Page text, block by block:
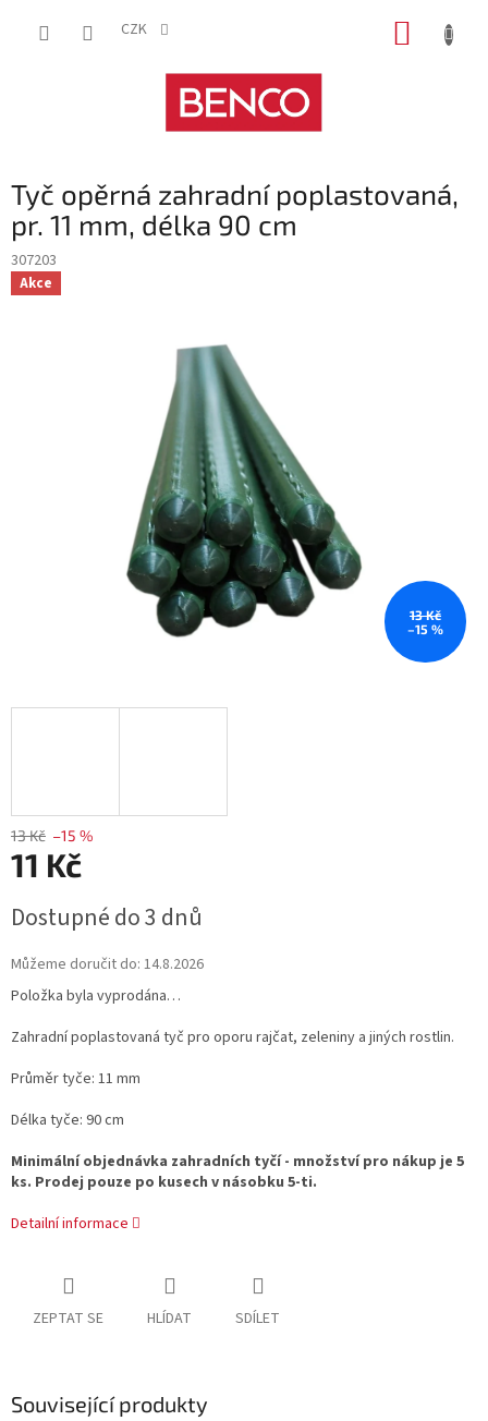
CZK
Tyč opěrná zahradní poplastovaná,
pr. 11 mm, délka 90 cm
307203
Akce
13 Kč
–15 %
13 Kč –15 %
11 Kč
cena:
Dostupné do 3 dnů
Můžeme doručit do: 14.8.2026
Položka byla vyprodána…
Zahradní poplastovaná tyč pro oporu rajčat, zeleniny a jiných rostlin.
Průměr tyče: 11 mm
Délka tyče: 90 cm
Minimální objednávka zahradních tyčí - množství pro nákup je 5
ks. Prodej pouze po kusech v násobku 5-ti.
Detailní informace
ZEPTAT SE HLÍDAT SDÍLET
Související produkty